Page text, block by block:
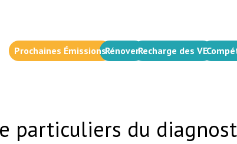
Prochaines ÉmissionsRénoverRecharge des VE
particuliers du